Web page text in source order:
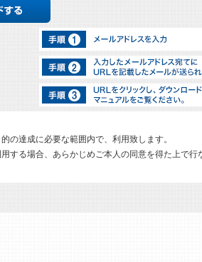
の達成に必要な範囲内で、利用致します。
する場合、あらかじめご本人の同意を得た上で行